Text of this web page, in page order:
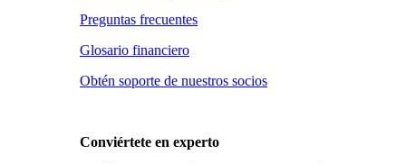
Preguntas frecuentes
Glosario financiero
Obtén soporte de nuestros socios
Conviértete en experto